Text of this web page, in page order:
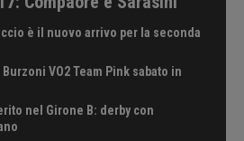
è il nuovo arrivo per la seconda
VO2 Team Pink sabato in
nel Girone B: derby con